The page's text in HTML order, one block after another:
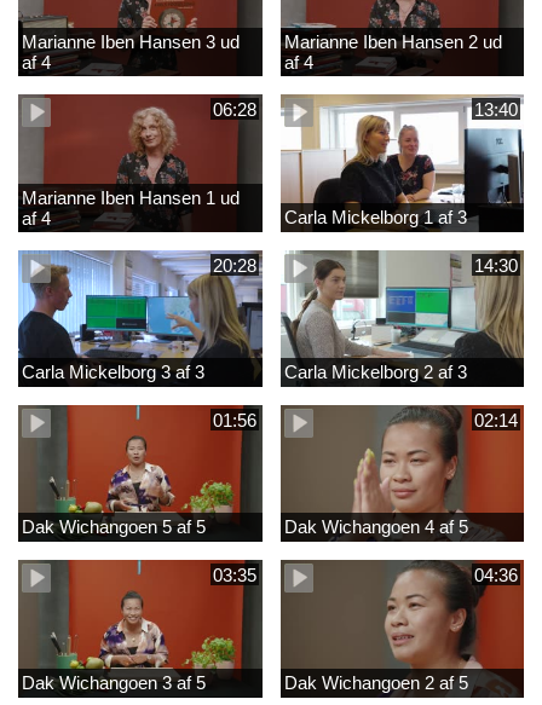
Marianne Iben Hansen 3 ud
af 4
Marianne Iben Hansen 2 ud
af 4
06:28
Marianne Iben Hansen 1 ud
af 4
13:40
Carla Mickelborg 1 af 3
20:28
Carla Mickelborg 3 af 3
14:30
Carla Mickelborg 2 af 3
01:56
Dak Wichangoen 5 af 5
02:14
Dak Wichangoen 4 af 5
03:35
Dak Wichangoen 3 af 5
04:36
Dak Wichangoen 2 af 5